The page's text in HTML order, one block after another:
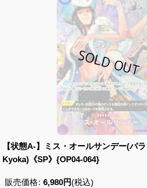
【状態A-】ミス・オールサンデー(パ
Kyoka)《SP》{OP04-064}
販売価格: 6,980円 (税込)